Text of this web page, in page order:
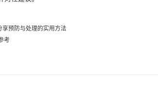
享预防与处理的实用方法
考